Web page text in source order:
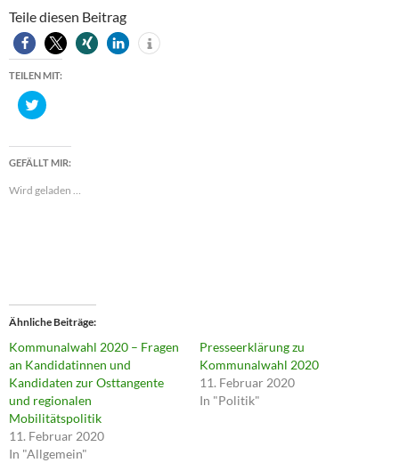
Teile diesen Beitrag
TEILEN MIT:
K
l
k
,
u
m
ü
r
z
t
e
i
l
e
n
(
W
i
r
d
GEFÄLLT MIR:
Wird geladen …
Ähnliche Beiträge
Kommunalwahl 2020 – Fragen
an Kandidatinnen und
Kandidaten zur Osttangente
und regionalen
Mobilitätspolitik
11. Februar 2020
In "Allgemein"
Presseerklärung zu
Kommunalwahl 2020
11. Februar 2020
In "Politik"